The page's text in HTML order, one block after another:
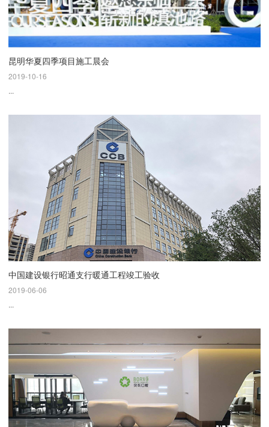
昆明华夏四季项目施工晨会
2019-10-16
...
中国建设银行昭通支行暖通工程竣工验收
2019-06-06
...